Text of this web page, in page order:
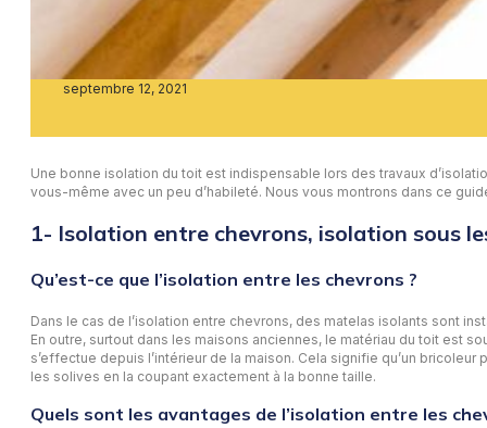
septembre 12, 2021
Une bonne isolation du toit est indispensable lors des travaux
vous-même avec un peu d’habileté. Nous vous montrons dans ce
1- Isolation entre chevrons, isolation sous
Qu’est-ce que l’isolation entre les chevrons ?
Dans le cas de l’isolation entre chevrons, des matelas isolants sont
En outre, surtout dans les maisons anciennes, le matériau du toit est
s’effectue depuis l’intérieur de la maison. Cela signifie qu’un
les solives en la coupant exactement à la bonne taille.
Quels sont les avantages de l’isolation entre les